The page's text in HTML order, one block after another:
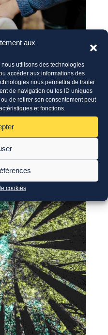
aux
utilisons des technologies
accéder aux informations des
nous permettra de traiter
de navigation ou les ID uniques
de retirer son consentement peut
et fonctions.
cookies
à candidatures
2026